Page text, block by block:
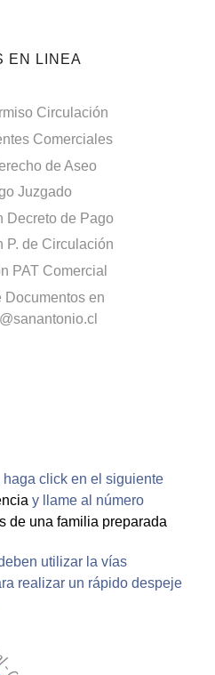
EN LINEA
Circulación
Comerciales
de Aseo
Juzgado
Decreto de Pago
P. de Circulación
PAT Comercial
Documentos en
click en el siguiente
y llame al número
de una familia preparada
utilizar la vías
realizar un rápido despeje